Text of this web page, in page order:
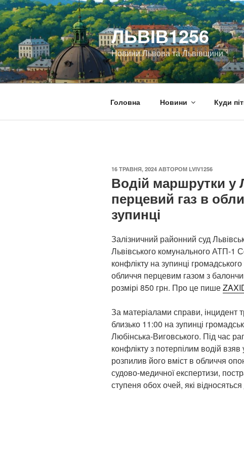
Перейти
до
вмісту
ЛЬВІВ1256
Новини Львова та Львівщини
Головна Новини Куди
ОПУБЛІКОВАНО
16 ТРАВНЯ, 2024 АВТОРОМ LVIV1256
Водій маршрутки у
перцевий газ в
зупинці
Залізничний районний суд
Львівського комунального АТП-1
конфлікту на зупинці
обличчя перцевим газом з
розмірі 850 грн. Про це пише
За матеріалами справи, інцидент
близько 11:00 на зупинці
Любінська-Виговського. Під час
конфлікту з потерпілим водій
розпилив його вміст в обличчя
судово-медичної експертизи,
ступеня обох очей, які